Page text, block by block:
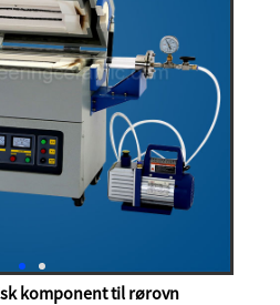
komponent til rørovn